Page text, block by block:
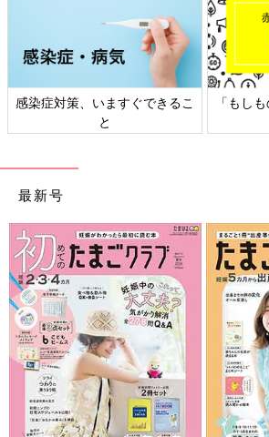
出典：Instagramアカウント「nao_82_」
naoさんがゲットしたのは、「tal.by yumi.
プルオーバー。そでがぽわんとしたシルエ
愛いですよね♪ こちらは前後2WAYで着用
ツにもスカートにも合わせやすそう◎
感染症対策、いますぐできるこ
と
「もし
最新号